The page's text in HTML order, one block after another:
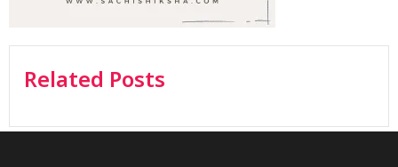
Related Posts